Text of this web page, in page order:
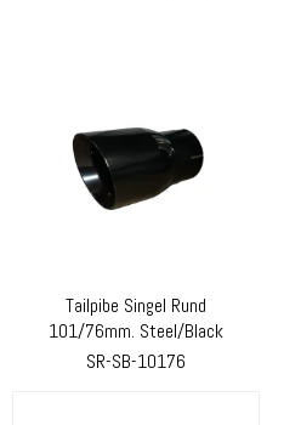
Tailpibe Singel Rund
101/76mm. Steel/Black
SR-SB-10176